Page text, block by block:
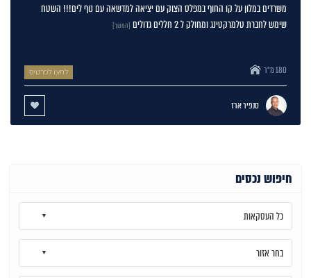
משרדים במלון על קו החוף במפלס הצוק עם יציאה למדשאה עם נוף לים!!! השטח
שימש לחברת טלמרקטינג ומחולק ל 2 חללים גדולים
[המשך]
180 מ"ר לחצו לפרטים
סנפיר ארז
חיפוש נכסים
כל העסקאות
בחר אזור